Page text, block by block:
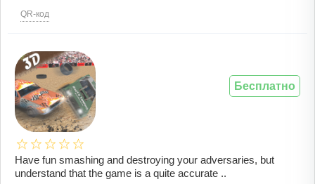
QR-код
Have fun smashing and destroying your adversaries, but
understand that the game is a quite accurate ..
Бесплатно